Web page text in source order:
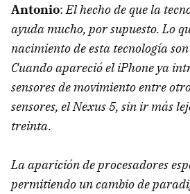
Antonio:El hecho de que la
ayuda mucho, por supuesto. Lo
nacimiento de esta tecnología son
Cuando apareció el iPhone ya
sensores de movimiento entre
sensores, el Nexus 5, sin ir más
treinta.
La aparición de procesadores
permitiendo un cambio de